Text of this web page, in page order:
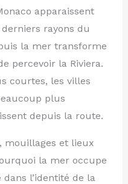
apparaissent
rayons du
la mer transforme
percevoir la Riviera.
courtes, les villes
plus
depuis la route.
mouillages et lieux
la mer occupe
l’identité de la